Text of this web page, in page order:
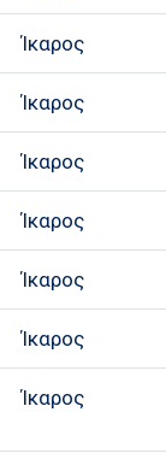
Ίκαρος
Ίκαρος
Ίκαρος
Ίκαρος
Ίκαρος
Ίκαρος
Ίκαρος